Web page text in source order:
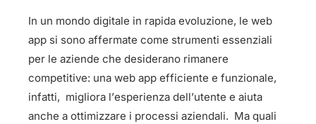
In un mondo digitale in rapida evoluzione, le web
app si sono affermate come strumenti essenziali
per le aziende che desiderano rimanere
competitive: una web app efficiente e funzionale,
infatti, migliora l’esperienza dell’utente e aiuta
anche a ottimizzare i processi aziendali. Ma quali